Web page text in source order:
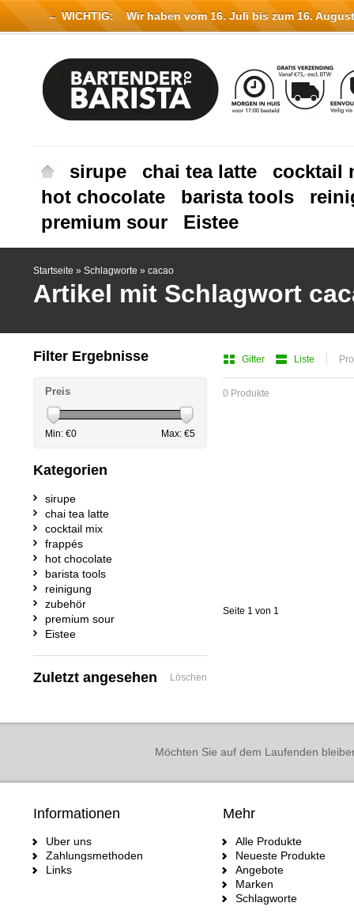
sirupe chai tea latte
cocktail
hot chocolate
barista tools
premium sour
Eistee
Startseite » Schlagworte » cacao
Artikel mit Schlagwort
Gitter Liste
0 Produkte
Seite 1 von 1
Filter Ergebnisse
Preis
Min: €0 Max: €5
Kategorien
sirupe
chai tea latte
cocktail mix
frappés
hot chocolate
barista tools
reinigung
zubehör
premium sour
Eistee
Zuletzt angesehen Löschen
Möchten Sie auf dem Laufenden
Informationen
Uber uns
Zahlungsmethoden
Links
Mehr
Alle Produkte
Neueste Produkte
Angebote
Marken
Schlagworte
← WICHTIG: Wir haben vom 16. Juli bis zum 16.